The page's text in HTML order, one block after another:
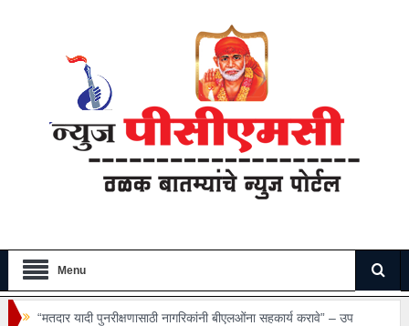
Menu
“मतदार यादी पुनरीक्षणासाठी नागरिकांनी बीएलओंना सहकार्य करावे” – उप